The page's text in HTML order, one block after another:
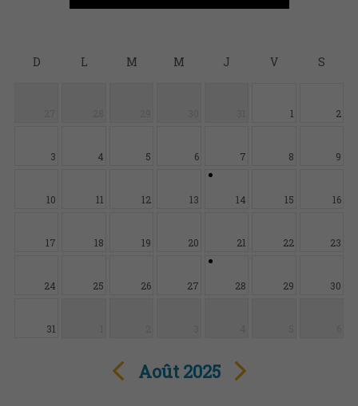
D L M M J V S
1 2
3 4 5 6 7 8 9
10 11 12 13 14 15 16
17 18 19 20 21 22 23
24 25 26 27 28 29 30
31
Août 2025